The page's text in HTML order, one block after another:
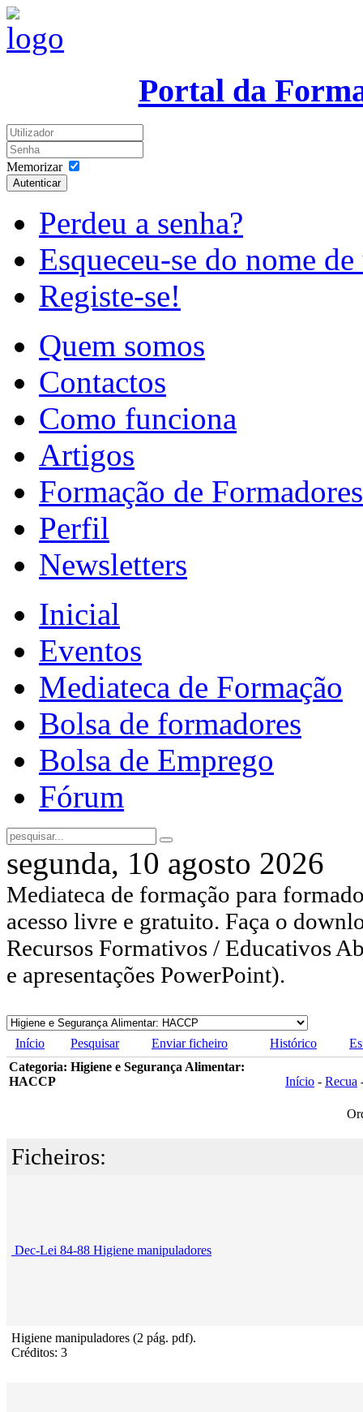
Portal da
Memorizar
Autenticar
Perdeu a senha?
Esqueceu-se do nome
Registe-se!
Quem somos
Contactos
Como funciona
Artigos
Formação de Formadores
Perfil
Newsletters
Inicial
Eventos
Mediateca de Formação
Bolsa de formadores
Bolsa de Emprego
Fórum
segunda, 10 agosto 2026
Mediateca de formação para
acesso livre e gratuito. Faça o
Recursos Formativos / Educativos
e apresentações PowerPoint).
Início Pesquisar Enviar ficheiro Histórico
Categoria: Higiene e Segurança Alimentar:
HACCP
Início - Recua
Ficheiros:
Dec-Lei 84-88 Higiene manipuladores
Higiene manipuladores (2 pág. pdf).
Créditos: 3